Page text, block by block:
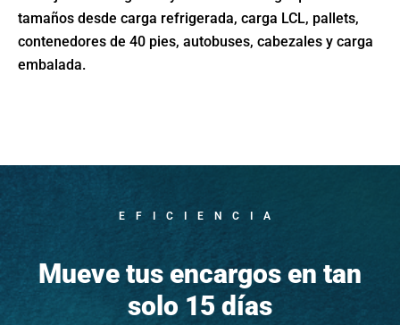
tamaños desde carga refrigerada, carga LCL, pallets,
contenedores de 40 pies, autobuses, cabezales y carga
embalada.
EFICIENCIA
Mueve tus encargos en tan
solo 15 días